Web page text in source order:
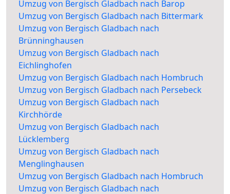
Umzug von Bergisch Gladbach nach Barop
Umzug von Bergisch Gladbach nach Bittermark
Umzug von Bergisch Gladbach nach
Brünninghausen
Umzug von Bergisch Gladbach nach
Eichlinghofen
Umzug von Bergisch Gladbach nach Hombruch
Umzug von Bergisch Gladbach nach Persebeck
Umzug von Bergisch Gladbach nach
Kirchhörde
Umzug von Bergisch Gladbach nach
Lücklemberg
Umzug von Bergisch Gladbach nach
Menglinghausen
Umzug von Bergisch Gladbach nach Hombruch
Umzug von Bergisch Gladbach nach